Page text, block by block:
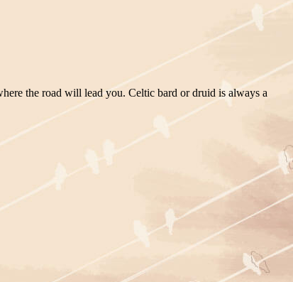
the road will lead you. Celtic bard or druid is always a